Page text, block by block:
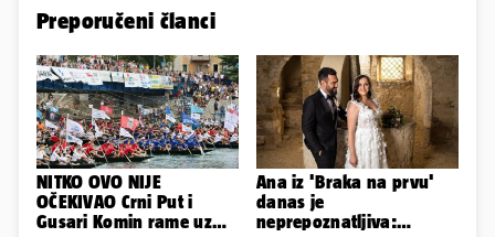
Preporučeni članci
NITKO OVO NIJE
OČEKIVAO Crni Put i
Gusari Komin rame uz
Ana iz 'Braka na prvu'
danas je
neprepoznatljiva: